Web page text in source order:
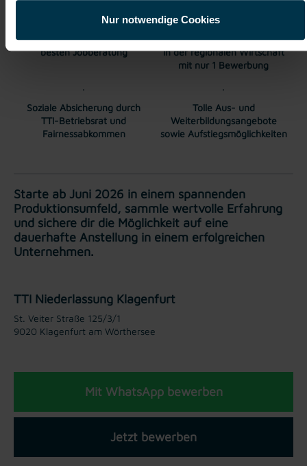
Nur notwendige Cookies
Karriere-Coaching mit der
besten Jobberatung
Zahlreiche Stellenangebote
in der regionalen Wirtschaft
mit nur 1 Bewerbung
Soziale Absicherung durch
TTI-Betriebsrat und
Fairnessabkommen
Tolle Aus- und
Weiterbildungsangebote
sowie Aufstiegsmöglichkeiten
Starte ab Juni 2026 in einem spannenden
Produktionsumfeld, sammle wertvolle Erfahrung
und sichere dir die Möglichkeit auf eine
dauerhafte Anstellung in einem erfolgreichen
Unternehmen.
TTI Niederlassung Klagenfurt
St. Veiter Straße 125/3/1
9020 Klagenfurt am Wörthersee
Mit WhatsApp bewerben
Jetzt bewerben